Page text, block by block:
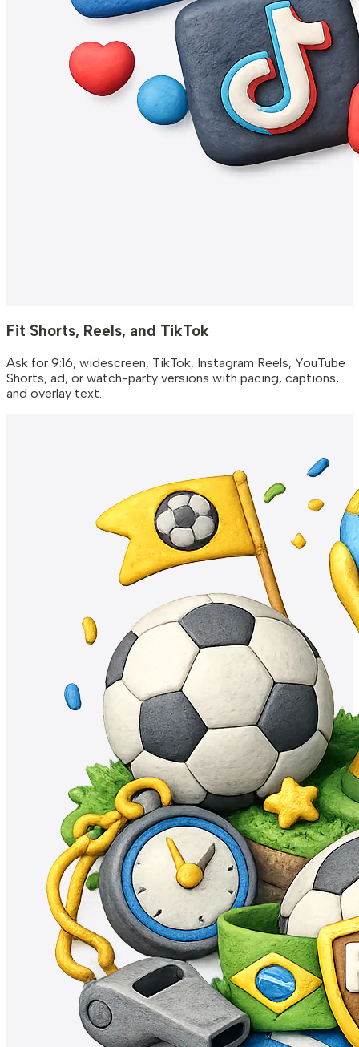
Fit Shorts, Reels, and TikTok
Ask for 9:16, widescreen, TikTok, Instagram Reels, YouTube
Shorts, ad, or watch-party versions with pacing, captions,
and overlay text.